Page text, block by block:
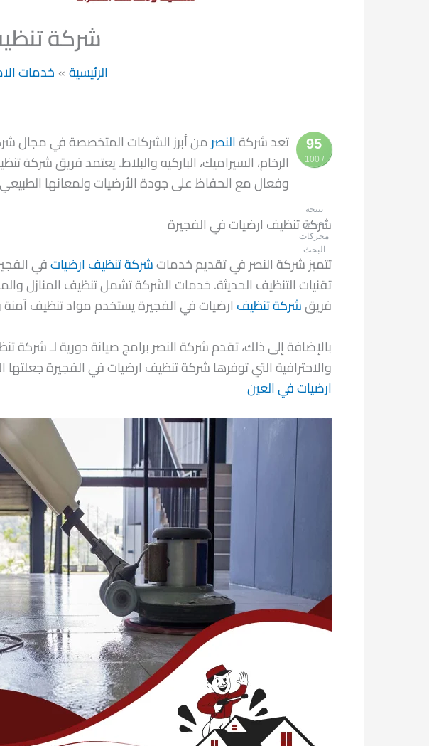
شركة
الرئيسية خدمات
95
/ 100
نتيجة
تحسين
محركات
البحث
تعد شركةالنصرمن أبرز الشركات المتخصصة في مجال
الرخام، السيراميك، الباركيه والبلاط. يعتمد فريق
وفعال مع الحفاظ على جودة الأرضيات ولمعانها
شركة تنظيف ارضيات في الفجيرة
تتميز شركة النصر في تقديم خدماتشركة تنظيف ارضياتفي
تقنيات التنظيف الحديثة. خدمات الشركة تشمل تنظيف المنازل
فريقشركة تنظيف ارضيات في الفجيرة يستخدم مواد تنظيف آمنة
بالإضافة إلى ذلك، تقدم شركة النصر برامج صيانة دورية لـ
والاحترافية التي توفرها شركة تنظيف ارضيات في الفجيرة
ارضيات في العين